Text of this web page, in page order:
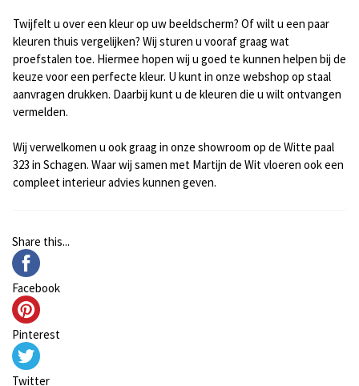
Twijfelt u over een kleur op uw beeldscherm? Of wilt u een paar
kleuren thuis vergelijken? Wij sturen u vooraf graag wat
proefstalen toe. Hiermee hopen wij u goed te kunnen helpen bij de
keuze voor een perfecte kleur. U kunt in onze webshop op staal
aanvragen drukken. Daarbij kunt u de kleuren die u wilt ontvangen
vermelden.
Wij verwelkomen u ook graag in onze showroom op de Witte paal
323 in Schagen. Waar wij samen met Martijn de Witvloeren ook een
compleet interieur advies kunnen geven.
Share this...
Facebook
Pinterest
Twitter